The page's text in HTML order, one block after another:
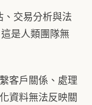
交易分析與法
是人類團隊無
客戶關係、處理
資料無法反映關